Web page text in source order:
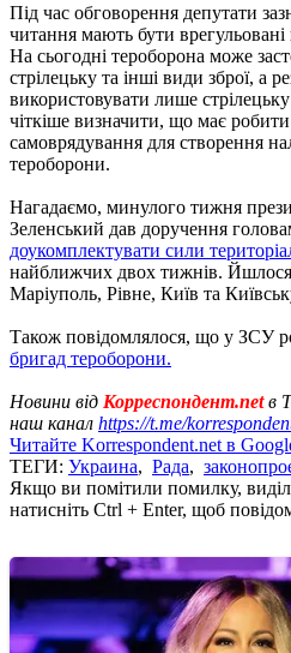
Під час обговорення депутати
читання мають бути врегульовані
На сьогодні тероборона може
стрілецьку та інші види зброї, а
використовувати лише
чіткіше визначити, що має
самоврядування для створення
тероборони.
Нагадаємо, минулого тижня
Зеленський дав доручення
доукомплектувати сили
найближчих двох тижнів.
Маріуполь, Рівне, Київ та
Також повідомлялося, що у ЗСУ
бригад тероборони.
Новини від Корреспондент.netв
наш канал https://t.me/
Читайте Korrespondent.net в
ТЕГИ: Украина, Рада,
Якщо ви помітили помилку,
натисніть Ctrl + Enter, щоб